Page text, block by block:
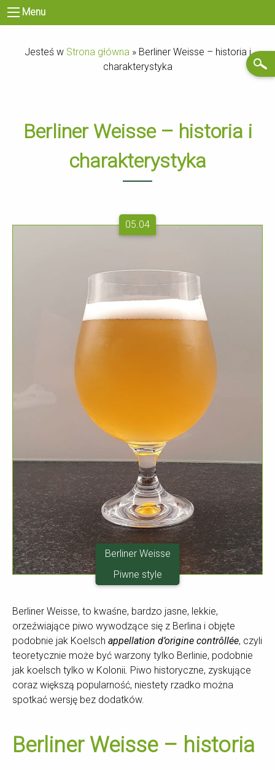
Menu
Jesteś w Strona główna» Berliner Weisse – historia i
charakterystyka
Berliner Weisse – historia i
charakterystyka
05.04
Berliner Weisse
Piwne style
Berliner Weisse, to kwaśne, bardzo jasne, lekkie,
orzeźwiające piwo wywodzące się z Berlina i objęte
podobnie jak Koelsch appellation d’origine contrôllée, czyli
teoretycznie może być warzony tylko Berlinie, podobnie
jak koelsch tylko w Kolonii. Piwo historyczne, zyskujące
coraz większą popularność, niestety rzadko można
spotkać wersję bez dodatków.
Berliner Weisse – historia